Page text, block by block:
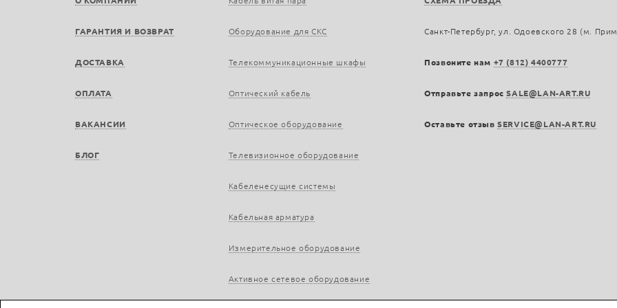
ГАРАНТИЯ И ВОЗВРАТ
ДОСТАВКА
ОПЛАТА
ВАКАНСИИ
БЛОГ
Оборудование для СКС
Телекоммуникационные шкафы
Оптический кабель
Оптическое оборудование
Телевизионное оборудование
Кабеленесущие системы
Кабельная арматура
Измерительное оборудование
Активное сетевое оборудование
Санкт-Петербург, ул. Одоевского 28 (м.
Позвоните нам +7 (812) 4400777
Отправьте запросSALE@LAN-ART.RU
Оставьте отзывSERVICE@LAN-ART.RU